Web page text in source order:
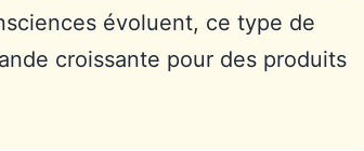
évoluent, ce type de
croissante pour des produits